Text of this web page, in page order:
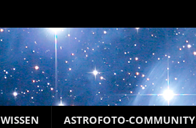
WISSEN ASTROFOTO-COMMUNITY